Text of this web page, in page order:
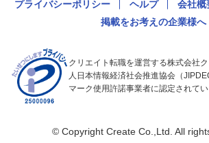
プライバシーポリシー
ヘルプ 会社概
掲載をお考えの企業様へ
クリエイト転職を運営する株式会社
人日本情報経済社会推進協会（
マーク使用許諾事業者に認定されてい
© Copyright Create Co.,Ltd. All